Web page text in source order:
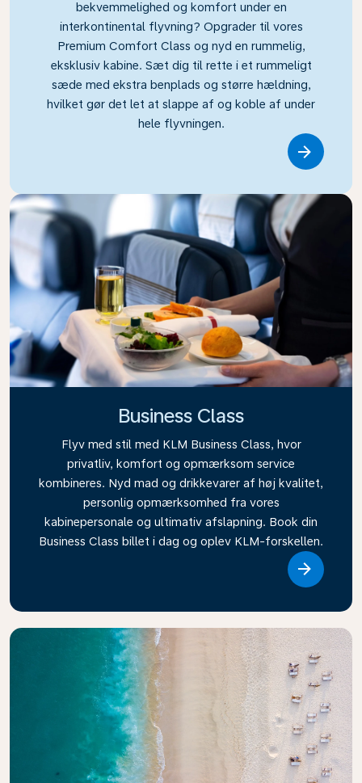
bekvemmelighed og komfort under en
interkontinental flyvning? Opgrader til vores
Premium Comfort Class og nyd en rummelig,
eksklusiv kabine. Sæt dig til rette i et rummeligt
sæde med ekstra benplads og større hældning,
hvilket gør det let at slappe af og koble af under
hele flyvningen.
Business Class
Flyv med stil med KLM Business Class, hvor
privatliv, komfort og opmærksom service
kombineres. Nyd mad og drikkevarer af høj kvalitet,
personlig opmærksomhed fra vores
kabinepersonale og ultimativ afslapning. Book din
Business Class billet i dag og oplev KLM-forskellen.